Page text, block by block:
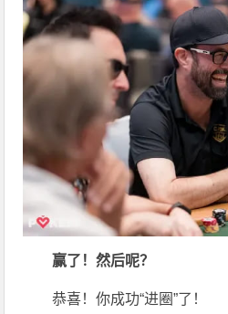
赢了！然后呢？
恭喜！你成功“进圈”了！